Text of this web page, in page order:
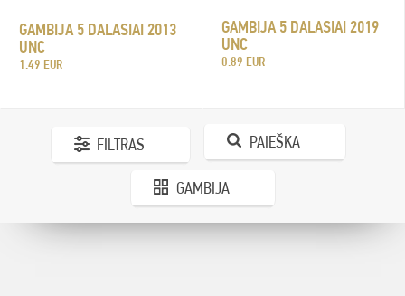
GAMBIJA 5 DALASIAI 2013
UNC
1.49 EUR
GAMBIJA 5 DALASIAI 2019
UNC
0.89 EUR
FILTRAS PAIEŠKA
GAMBIJA